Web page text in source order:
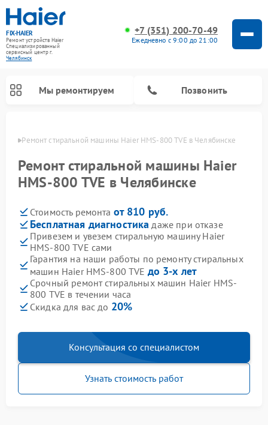
FIX-HAIER
Ремонт устройств Haier
Специализированный
cервисный центр г.
Челябинск
+7 (351) 200-70-49
Ежедневно с 9:00 до 21:00
Мы ремонтируем Позвонить
Ремонт стиральной машины Haier HMS-800 TVE в Челябинске
Ремонт стиральной машины Haier
HMS-800 TVE в Челябинске
Стоимость ремонта от 810 руб.
Бесплатная диагностика даже при отказе
Привезем и увезем стиральную машину Haier
HMS-800 TVE сами
Гарантия на наши работы по ремонту стиральных
машин Haier HMS-800 TVE до 3-х лет
Срочный ремонт стиральных машин Haier HMS-
800 TVE в течении часа
Скидка для вас до 20%
Консультация со специалистом
Узнать стоимость работ